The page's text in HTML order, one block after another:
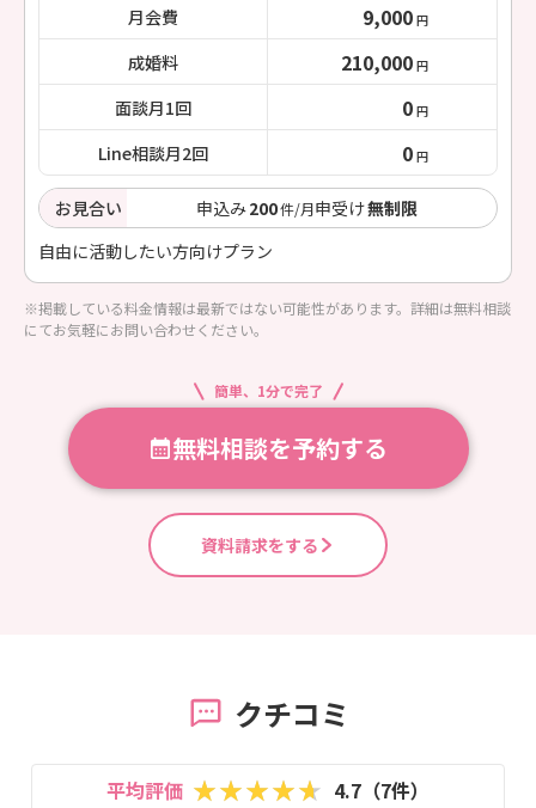
月会費 9,000 円
成婚料 210,000 円
面談月1回 0 円
Line相談月2回 0 円
お見合い 申込み200件/月申受け無制限
自由に活動したい方向けプラン
※掲載している料金情報は最新ではない可能性があります。詳細は無料相談
にてお気軽にお問い合わせください。
簡単、1分で完了
無料相談を予約する
資料請求をする
クチコミ
平均評価 4.7（7件）